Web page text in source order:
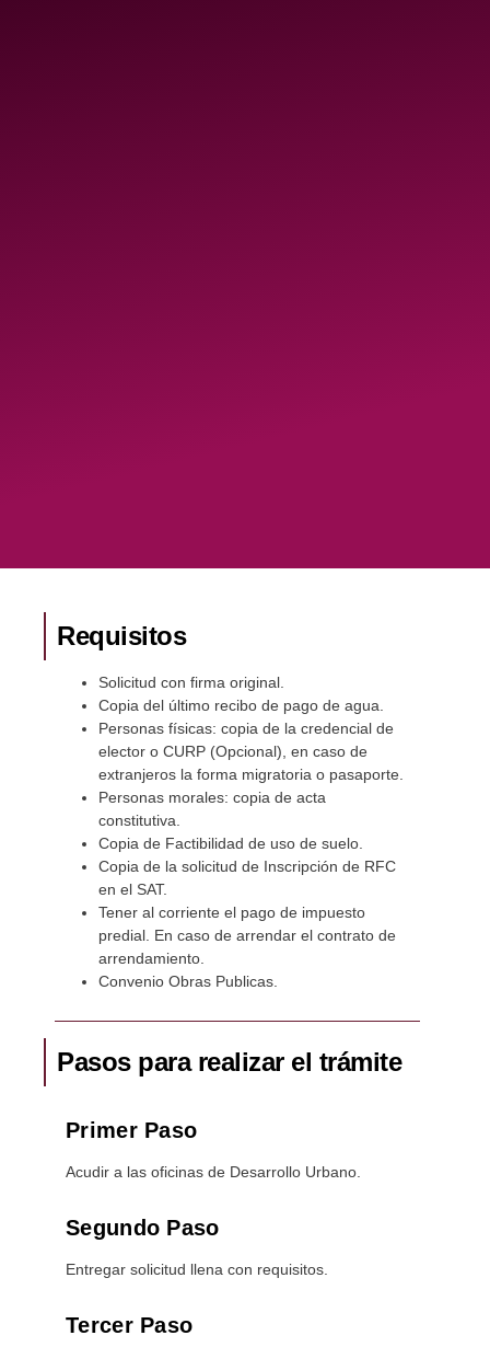
Requisitos
Solicitud con firma original.
Copia del último recibo de pago de agua.
Personas físicas: copia de la credencial de
elector o CURP (Opcional), en caso de
extranjeros la forma migratoria o pasaporte.
Personas morales: copia de acta
constitutiva.
Copia de Factibilidad de uso de suelo.
Copia de la solicitud de Inscripción de RFC
en el SAT.
Tener al corriente el pago de impuesto
predial. En caso de arrendar el contrato de
arrendamiento.
Convenio Obras Publicas.
Pasos para realizar el trámite
Primer Paso
Acudir a las oficinas de Desarrollo Urbano.
Segundo Paso
Entregar solicitud llena con requisitos.
Tercer Paso